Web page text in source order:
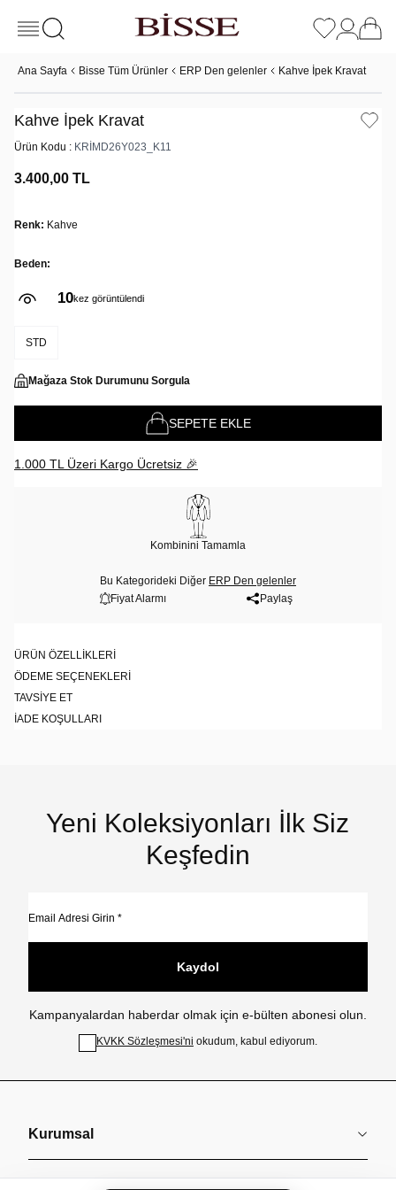
Ana Sayfa Bisse Tüm Ürünler ERP Den gelenler Kahve İpek Kravat
Kahve İpek Kravat
Ürün Kodu : KRİMD26Y023_K11
3.400,00 TL
Renk: Kahve
Beden:
10kez görüntülendi
STD
Mağaza Stok Durumunu Sorgula
SEPETE EKLE
1.000 TL Üzeri Kargo Ücretsiz 🎉
Kombinini Tamamla
Bu Kategorideki Diğer ERP Den gelenler
Fiyat Alarmı
Paylaş
ÜRÜN ÖZELLIKLERI
ÖDEME SEÇENEKLERI
TAVSIYE ET
İADE KOŞULLARI
Yeni Koleksiyonları İlk Siz
Keşfedin
Kaydol
Kampanyalardan haberdar olmak için e-bülten abonesi olun.
KVKK Sözleşmesi'ni okudum, kabul ediyorum.
Kurumsal